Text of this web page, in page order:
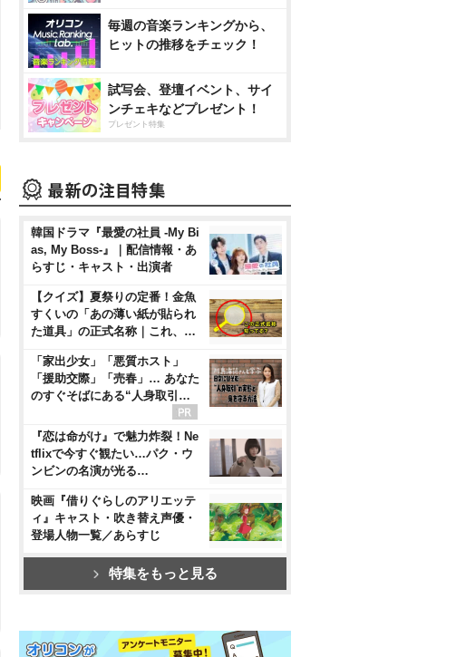
毎週の音楽ランキングから、
ヒットの推移をチェック！
試写会、登壇イベント、サイ
ンチェキなどプレゼント！
プレゼント特集
韓国ドラマ『最愛の社員 -My Bi
as, My Boss-』｜配信情報・あ
らすじ・キャスト・出演者
【クイズ】夏祭りの定番！金魚
すくいの「あの薄い紙が貼られ
た道具」の正式名称｜これ、…
「家出少女」「悪質ホスト」
「援助交際」「売春」… あなた
のすぐそばにある“人身取引…
『恋は命がけ』で魅力炸裂！Ne
tflixで今すぐ観たい…パク・ウ
ンビンの名演が光る…
映画『借りぐらしのアリエッテ
ィ』キャスト・吹き替え声優・
登場人物一覧／あらすじ
特集をもっと見る